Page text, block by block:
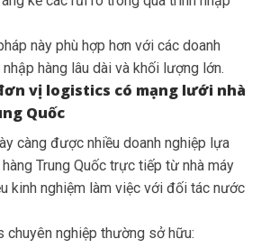
này phù hợp hơn với các doanh
hàng lâu dài và khối lượng lớn.
vị logistics có mạng lưới nhà
Quốc
càng được nhiều doanh nghiệp lựa
Trung Quốc trực tiếp từ nhà máy
kinh nghiệm làm việc với đối tác nước
nghiệp thường sở hữu: